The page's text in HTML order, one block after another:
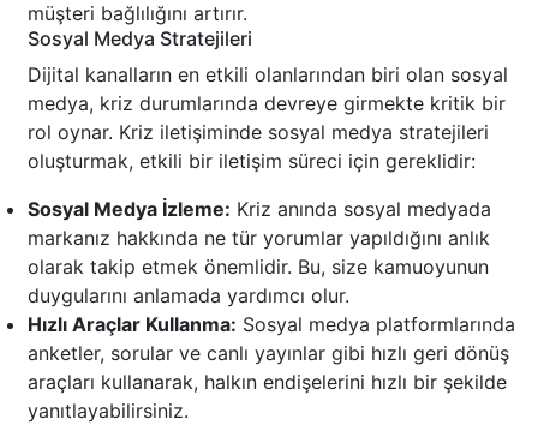
müşteri bağlılığını artırır.
Sosyal Medya Stratejileri
Dijital kanalların en etkili olanlarından biri olan sosyal
medya, kriz durumlarında devreye girmekte kritik bir
rol oynar. Kriz iletişiminde sosyal medya stratejileri
oluşturmak, etkili bir iletişim süreci için gereklidir:
Sosyal Medya İzleme: Kriz anında sosyal medyada
markanız hakkında ne tür yorumlar yapıldığını anlık
olarak takip etmek önemlidir. Bu, size kamuoyunun
duygularını anlamada yardımcı olur.
Hızlı Araçlar Kullanma: Sosyal medya platformlarında
anketler, sorular ve canlı yayınlar gibi hızlı geri dönüş
araçları kullanarak, halkın endişelerini hızlı bir şekilde
yanıtlayabilirsiniz.